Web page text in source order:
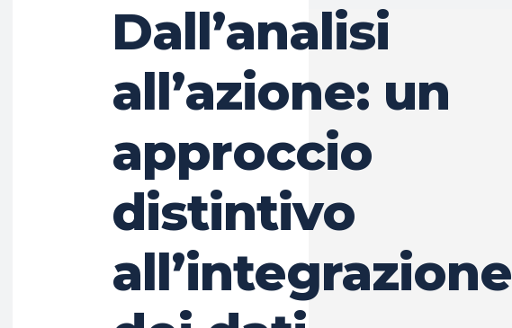
Dall’analisi
all’azione: un
approccio
distintivo
all’integrazione